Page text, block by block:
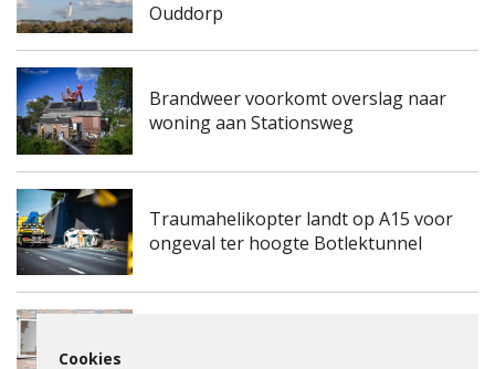
Ouddorp
Brandweer voorkomt overslag naar
woning aan Stationsweg
Traumahelikopter landt op A15 voor
ongeval ter hoogte Botlektunnel
Cookies